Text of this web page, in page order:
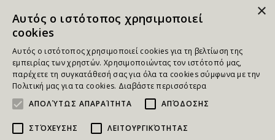
Επικοινωνία
Κ. Παλαμά 6Γ, Πυλαία, Θεσσαλονίκη
E: info@goldmall.gr
×
Αυτός ο ιστότοπος χρησιμοποιεί
cookies
Αυτός ο ιστότοπος χρησιμοποιεί cookies για τη βελτίωση της
εμπειρίας των χρηστών. Χρησιμοποιώντας τον ιστότοπό μας,
παρέχετε τη συγκατάθεσή σας για όλα τα cookies σύμφωνα με την
Πολιτική μας για τα cookies. Διαβάστε περισσότερα
ΑΠΟΛΎΤΩΣ ΑΠΑΡΑΊΤΗΤΑ
ΑΠΌΔΟΣΗΣ
ΣΤΌΧΕΥΣΗΣ ΛΕΙΤΟΥΡΓΙΚΌΤΗΤΑΣ